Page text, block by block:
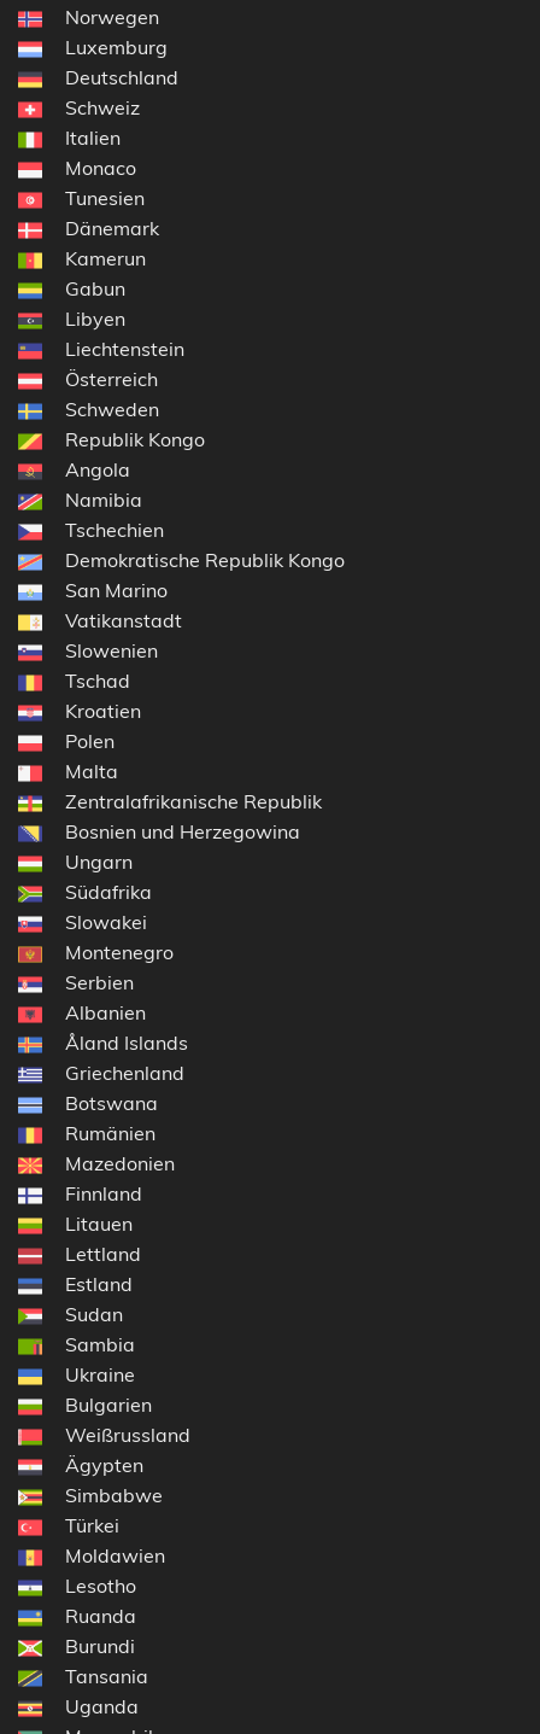
Norwegen
Luxemburg
Deutschland
Schweiz
Italien
Monaco
Tunesien
Dänemark
Kamerun
Gabun
Libyen
Liechtenstein
Österreich
Schweden
Republik Kongo
Angola
Namibia
Tschechien
Demokratische Republik Kongo
San Marino
Vatikanstadt
Slowenien
Tschad
Kroatien
Polen
Malta
Zentralafrikanische Republik
Bosnien und Herzegowina
Ungarn
Südafrika
Slowakei
Montenegro
Serbien
Albanien
Åland Islands
Griechenland
Botswana
Rumänien
Mazedonien
Finnland
Litauen
Lettland
Estland
Sudan
Sambia
Ukraine
Bulgarien
Weißrussland
Ägypten
Simbabwe
Türkei
Moldawien
Lesotho
Ruanda
Burundi
Tansania
Uganda